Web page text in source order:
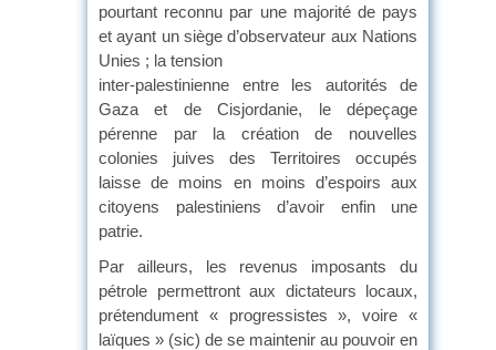
pourtant reconnu par une majorité de pays
et ayant un siège d’observateur aux Nations
Unies ; la tension
inter-palestinienne entre les autorités de
Gaza et de Cisjordanie, le dépeçage
pérenne par la création de nouvelles
colonies juives des Territoires occupés
laisse de moins en moins d’espoirs aux
citoyens palestiniens d’avoir enfin une
patrie.
Par ailleurs, les revenus imposants du
pétrole permettront aux dictateurs locaux,
prétendument « progressistes », voire «
laïques » (sic) de se maintenir au pouvoir en